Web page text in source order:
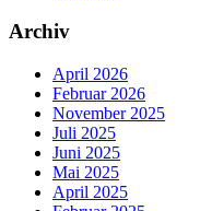
Archiv
April 2026
Februar 2026
November 2025
Juli 2025
Juni 2025
Mai 2025
April 2025